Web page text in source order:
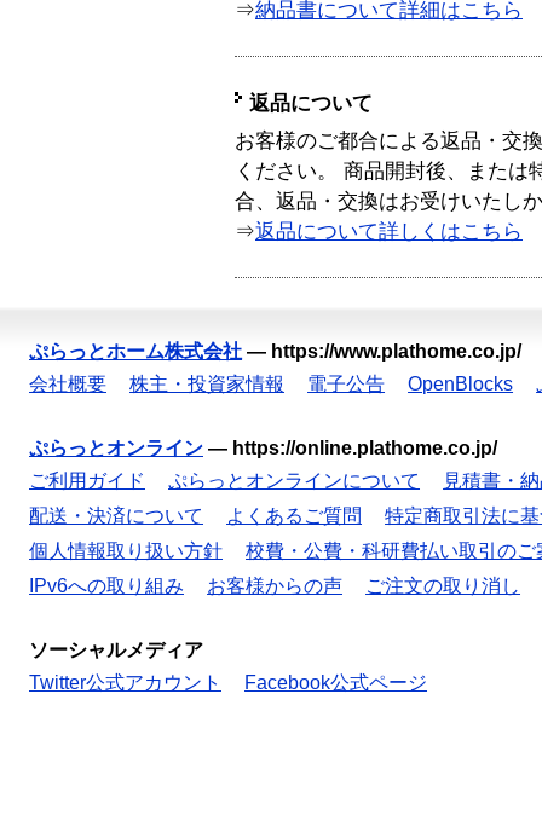
⇒納品書について詳細はこちら
返品について
お客様のご都合による返品・交
ください。 商品開封後、または
合、返品・交換はお受けいたし
⇒返品について詳しくはこちら
ぷらっとホーム株式会社 — https://www.plathome.co.jp/
会社概要
株主・投資家情報 電子公告 OpenBlocks
ぷらっとオンライン — https://online.plathome.co.jp/
ご利用ガイド
ぷらっとオンラインについて
見積書・
配送・決済について
よくあるご質問
特定商取引法に
個人情報取り扱い方針
校費・公費・科研費払い取引のご
IPv6への取り組み
お客様からの声 ご注文の取り消し
ソーシャルメディア
Twitter公式アカウント
Facebook公式ページ